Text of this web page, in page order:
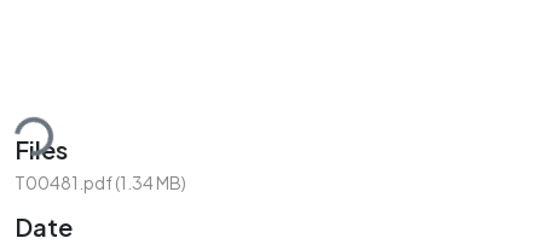
Files
T00481.pdf(1.34 MB)
Date